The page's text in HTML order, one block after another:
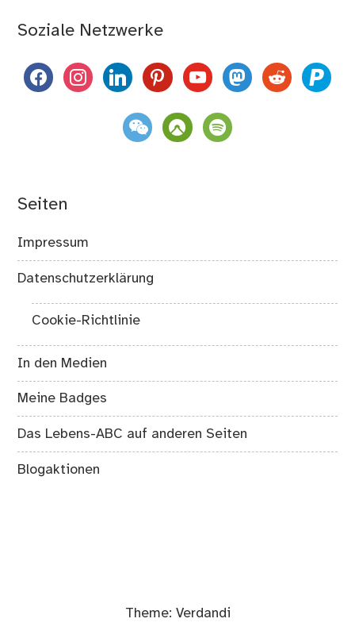
Soziale Netzwerke
facebookinstagramlinkedinpinterestyoutubemastodon
reddit paypal
weixin komootspotify
Seiten
Impressum
Datenschutzerklärung
Cookie-Richtlinie
In den Medien
Meine Badges
Das Lebens-ABC auf anderen Seiten
Blogaktionen
Theme: Verdandi